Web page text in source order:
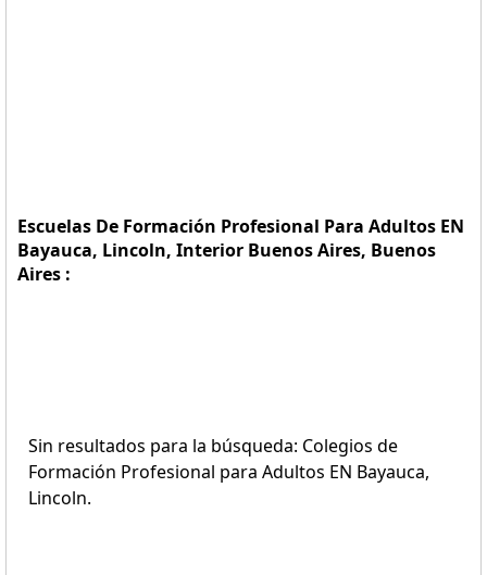
Escuelas De Formación Profesional Para Adultos EN
Bayauca, Lincoln, Interior Buenos Aires, Buenos
Aires :
Sin resultados para la búsqueda: Colegios de
Formación Profesional para Adultos EN Bayauca,
Lincoln.